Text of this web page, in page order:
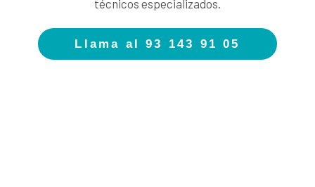
técnicos especializados.
Llama al 93 143 91 05